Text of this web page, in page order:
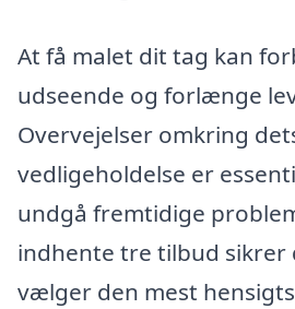
At få malet dit tag kan
udseende og forlænge
Overvejelser omkring
vedligeholdelse er
undgå fremtidige
indhente tre tilbud sikrer
vælger den mest